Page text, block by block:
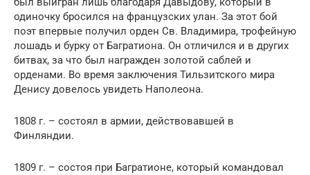
одиночку бросился на французских улан. За этот бой
поэт впервые получил орден Св. Владимира, трофейную
лошадь и бурку от Багратиона. Он отличился и в других
битвах, за что был награжден золотой саблей и
орденами. Во время заключения Тильзитского мира
Денису довелось увидеть Наполеона.
1808 г. – состоял в армии, действовавшей в
Финляндии.
1809 г. – состоя при Багратионе, который командовал